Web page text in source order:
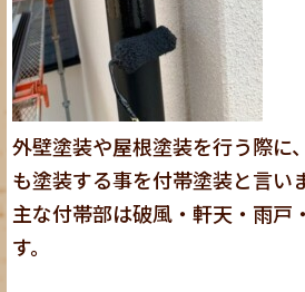
外壁塗装や屋根塗装を行う際に
も塗装する事を付帯塗装と言いま
主な付帯部は破風・軒天・雨戸
す。